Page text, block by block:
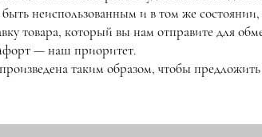
неиспользованным и в том же
товара, который вы нам отправите для
— наш приоритет.
таким образом, чтобы